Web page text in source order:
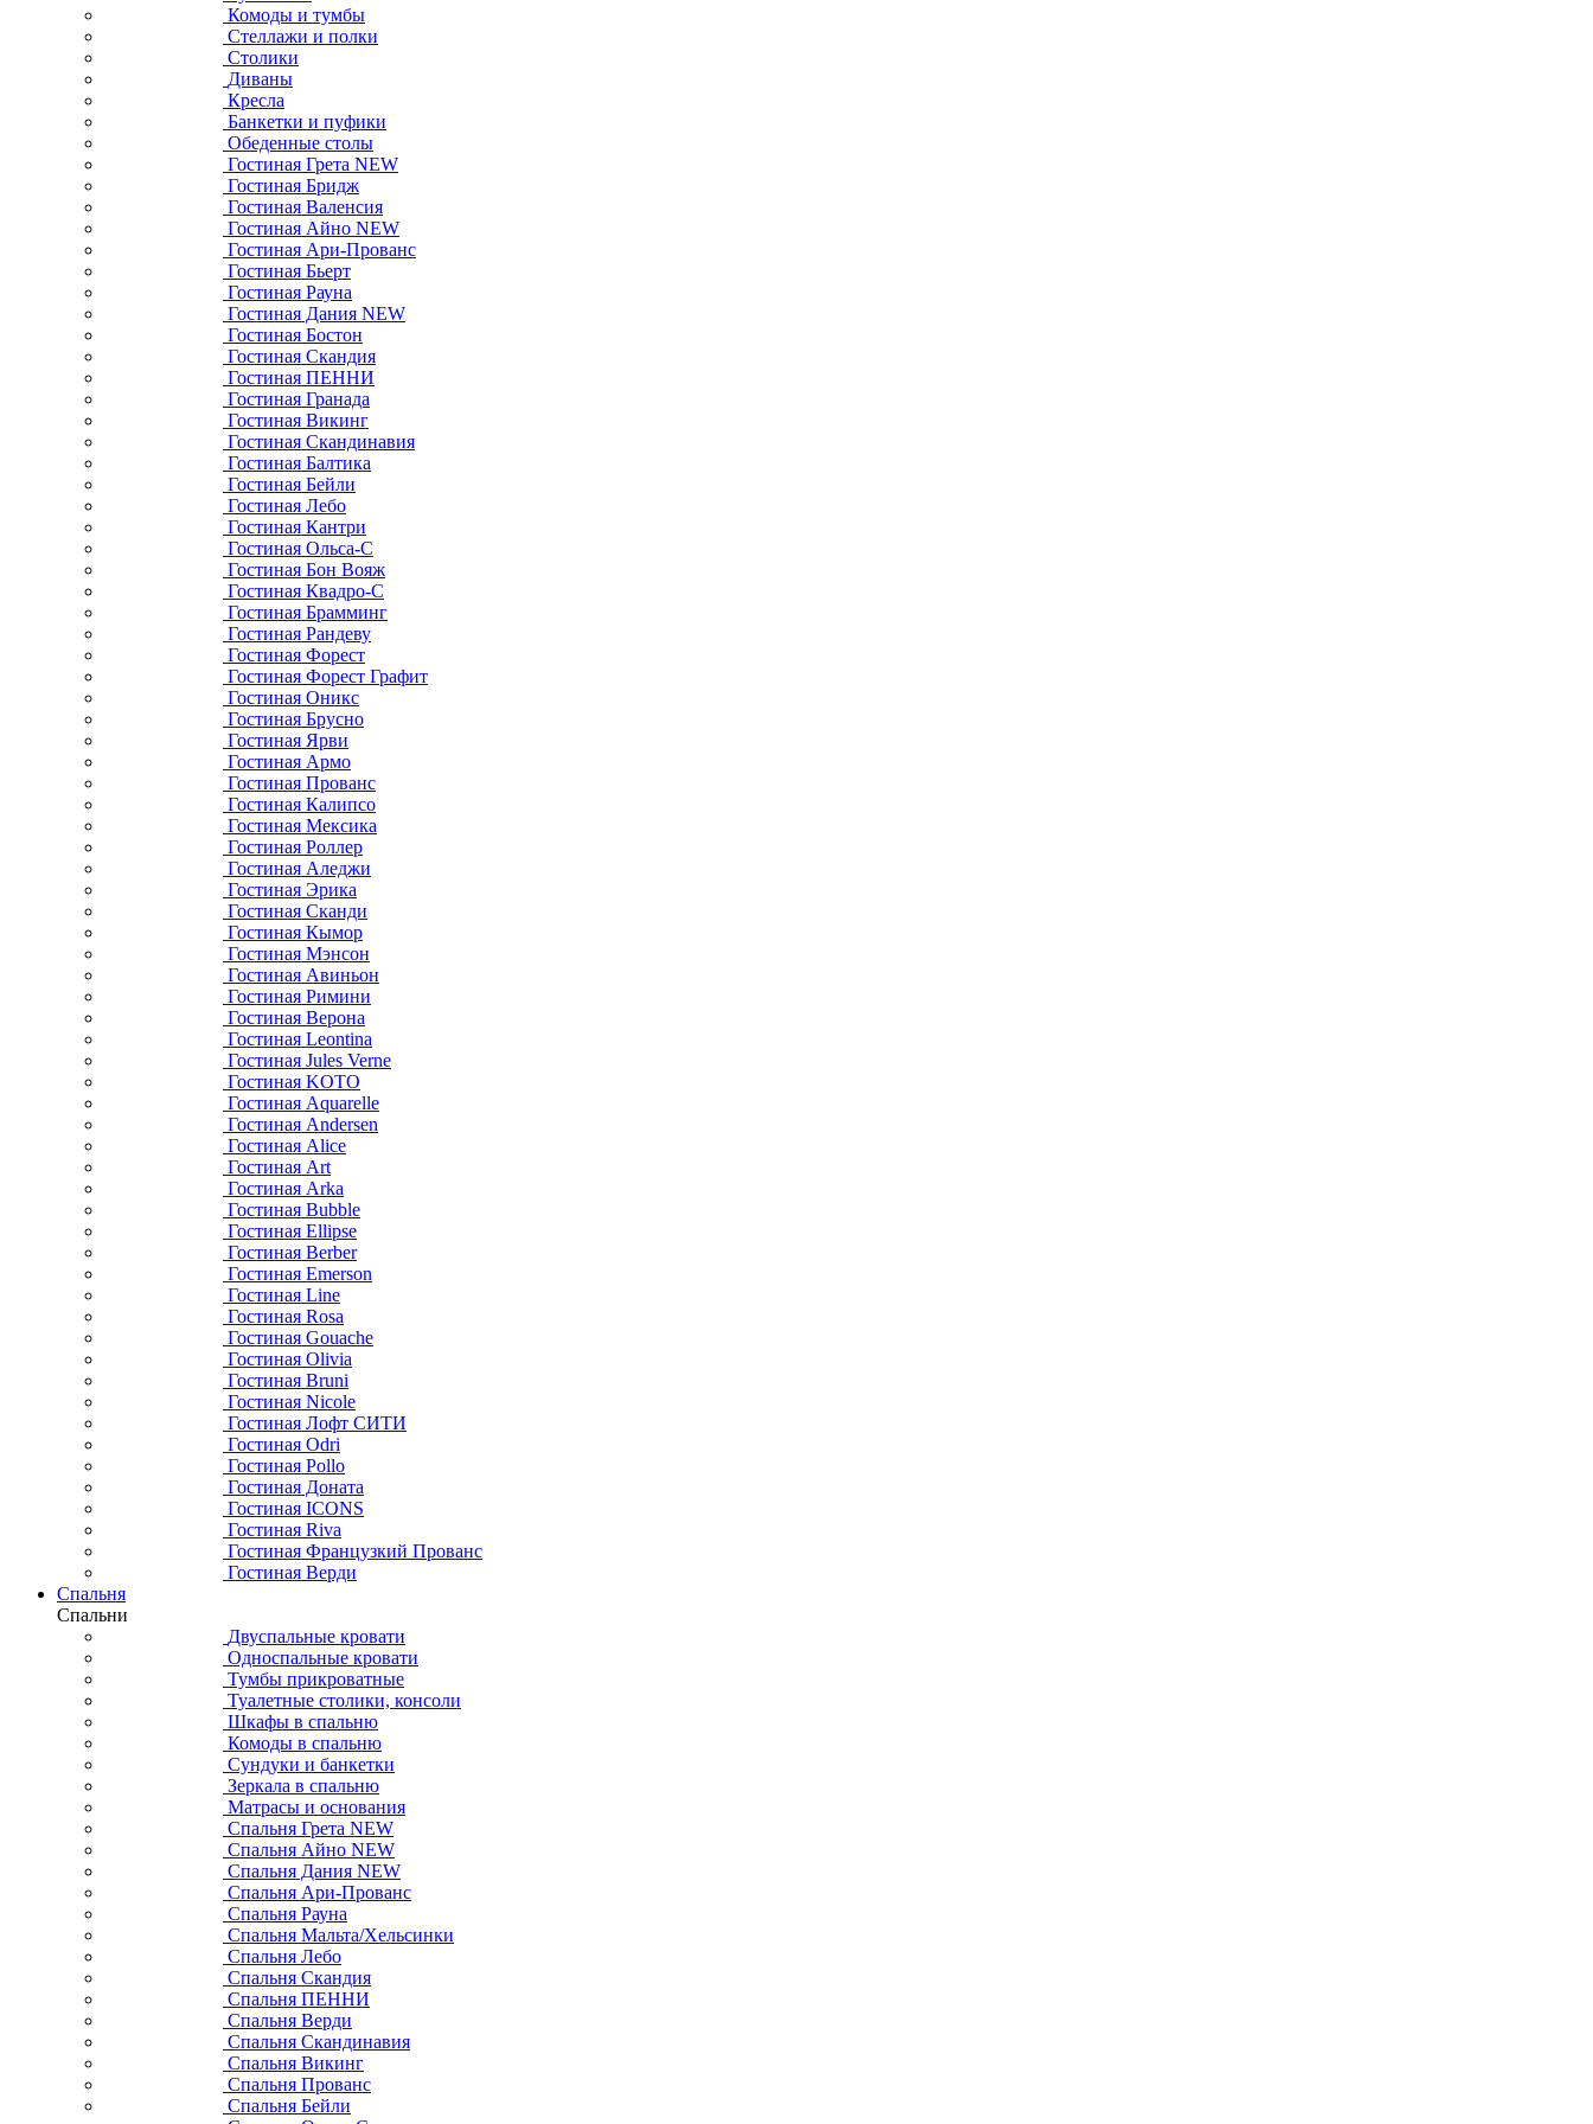
Комоды и тумбы
Стеллажи и полки
Столики
Диваны
Кресла
Банкетки и пуфики
Обеденные столы
Гостиная Грета NEW
Гостиная Бридж
Гостиная Валенсия
Гостиная Айно NEW
Гостиная Ари-Прованс
Гостиная Бьерт
Гостиная Рауна
Гостиная Дания NEW
Гостиная Бостон
Гостиная Скандия
Гостиная ПЕННИ
Гостиная Гранада
Гостиная Викинг
Гостиная Скандинавия
Гостиная Балтика
Гостиная Бейли
Гостиная Лебо
Гостиная Кантри
Гостиная Ольса-С
Гостиная Бон Вояж
Гостиная Квадро-С
Гостиная Брамминг
Гостиная Рандеву
Гостиная Форест
Гостиная Форест Графит
Гостиная Оникс
Гостиная Брусно
Гостиная Ярви
Гостиная Армо
Гостиная Прованс
Гостиная Калипсо
Гостиная Мексика
Гостиная Роллер
Гостиная Аледжи
Гостиная Эрика
Гостиная Сканди
Гостиная Кымор
Гостиная Мэнсон
Гостиная Авиньон
Гостиная Римини
Гостиная Верона
Гостиная Leontina
Гостиная Jules Verne
Гостиная KOTO
Гостиная Aquarelle
Гостиная Andersen
Гостиная Alice
Гостиная Art
Гостиная Arka
Гостиная Bubble
Гостиная Ellipse
Гостиная Berber
Гостиная Emerson
Гостиная Line
Гостиная Rosa
Гостиная Gouache
Гостиная Olivia
Гостиная Bruni
Гостиная Nicole
Гостиная Лофт СИТИ
Гостиная Odri
Гостиная Pollo
Гостиная Доната
Гостиная ICONS
Гостиная Riva
Гостиная Французкий Прованс
Гостиная Верди
Спальня
Спальни
Двуспальные кровати
Односпальные кровати
Тумбы прикроватные
Туалетные столики, консоли
Шкафы в спальню
Комоды в спальню
Сундуки и банкетки
Зеркала в спальню
Матрасы и основания
Спальня Грета NEW
Спальня Айно NEW
Спальня Дания NEW
Спальня Ари-Прованс
Спальня Рауна
Спальня Мальта/Хельсинки
Спальня Лебо
Спальня Скандия
Спальня ПЕННИ
Спальня Верди
Спальня Скандинавия
Спальня Викинг
Спальня Прованс
Спальня Бейли